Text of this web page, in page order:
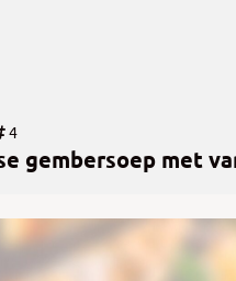
4
gembersoep met